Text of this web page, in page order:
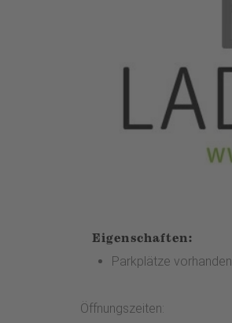
Eigenschaften:
Parkplätze vorhanden
Öffnungszeiten: